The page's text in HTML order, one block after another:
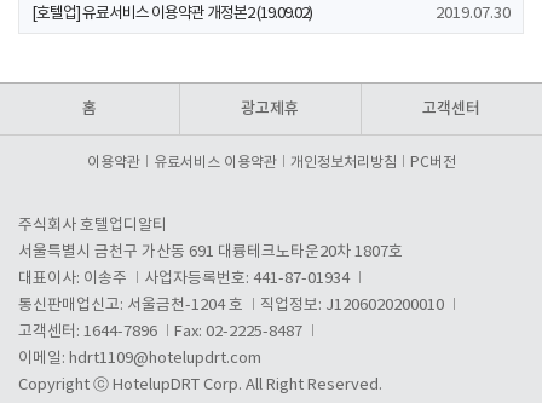
[호텔업] 유료서비스 이용약관 개정본2 (19.09.02) 2019.07.30
홈 광고제휴 고객센터
이용약관 유료서비스 이용약관 개인정보처리방침 PC버전
주식회사 호텔업디알티
서울특별시 금천구 가산동 691 대륭테크노타운20차 1807호
대표이사: 이송주
사업자등록번호: 441-87-01934
통신판매업신고: 서울금천-1204 호
직업정보: J1206020200010
고객센터: 1644-7896
Fax: 02-2225-8487
이메일: hdrt1109@hotelupdrt.com
Copyright ⓒ HotelupDRT Corp. All Right Reserved.